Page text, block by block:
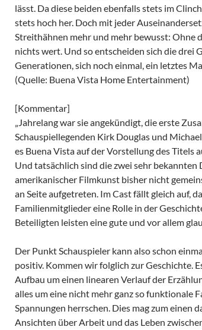
lässt. Da diese beiden ebenfalls stets im
stets hoch her. Doch mit jeder
Streithähnen mehr und mehr bewusst: Ohne
nichts wert. Und so entscheiden sich die drei
Generationen, sich noch einmal, ein letztes
(Quelle: Buena Vista Home Entertainment)
[Kommentar]
„Jahrelang war sie angekündigt, die erste
Schauspiellegenden Kirk Douglas und
es Buena Vista auf der Vorstellung des Titels
Und tatsächlich sind die zwei sehr bekannten
amerikanischer Filmkunst bisher nicht
an Seite aufgetreten. Im Cast fällt gleich auf,
Familienmitglieder eine Rolle in der
Beteiligten leisten eine gute und vor allem
Der Punkt Schauspieler kann also schon
positiv. Kommen wir folglich zur Geschichte.
Aufbau um einen linearen Verlauf der
alles um eine nicht mehr ganz so funktionale
Spannungen herrschen. Dies mag zum einen
Ansichten über Arbeit und das Leben